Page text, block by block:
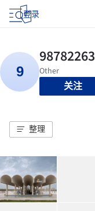
登录
关注
整理